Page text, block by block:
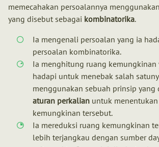
memecahakan persoalannya
yang disebut sebagai kombinatorika.
Ia mengenali persoalan yang ia
persoalan kombinatorika.
Ia menghitung ruang kemungkinan
hadapi untuk menebak salah
menggunakan sebuah prinsip yang
aturan perkalian untuk
kemungkinan tersebut.
Ia mereduksi ruang kemungkinan
lebih terjangkau dengan sumber